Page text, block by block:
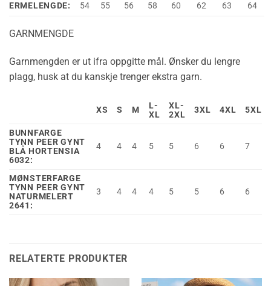
ERMELENGDE:
54 55 56 58 60 62 63 64
GARNMENGDE
Garnmengden er ut ifra oppgitte mål. Ønsker du lengre
plagg, husk at du kanskje trenger ekstra garn.
XS S M
L-
XL
XL-
2XL
3XL 4XL 5XL
BUNNFARGE
TYNN PEER GYNT
BLÅ HORTENSIA
6032:
4 4 4 5 5 6 6 7
MØNSTERFARGE
TYNN PEER GYNT
NATURMELERT
2641:
3 4 4 4 5 5 6 6
RELATERTE PRODUKTER